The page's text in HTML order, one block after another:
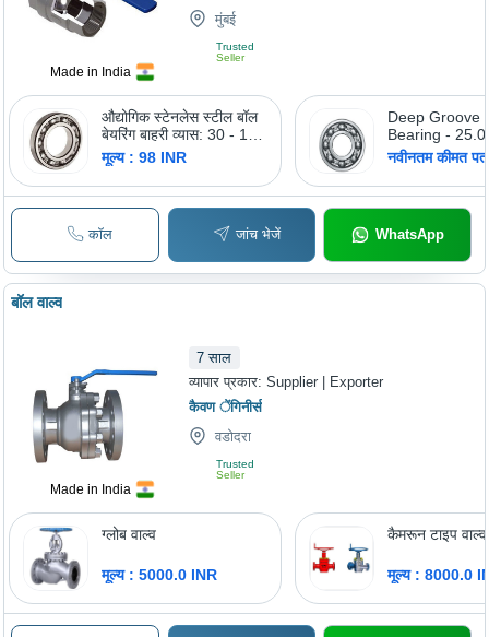
Made in India
मुंबई
Trusted
Seller
औद्योगिक स्टेनलेस स्टील बॉल
बेयरिंग बाहरी व्यास: 30 - 180
मिलीमीटर (मिमी)
मूल्य : 98 INR
Deep Groove
Bearing -
Inside
15.0 mm
Supreme
Anti-
नवीनतम कीमत
कॉल जांच भेजें WhatsApp
Made in India
बॉल वाल्व
7 साल
व्यापार प्रकार:Supplier | Exporter
कैवण ेंगिनीर्स
वडोदरा
Trusted
Seller
ग्लोब वाल्व
मूल्य : 5000.0 INR
कैमरून टाइप वाल्व
मूल्य : 8000.0